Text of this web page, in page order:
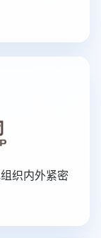
织内外紧密